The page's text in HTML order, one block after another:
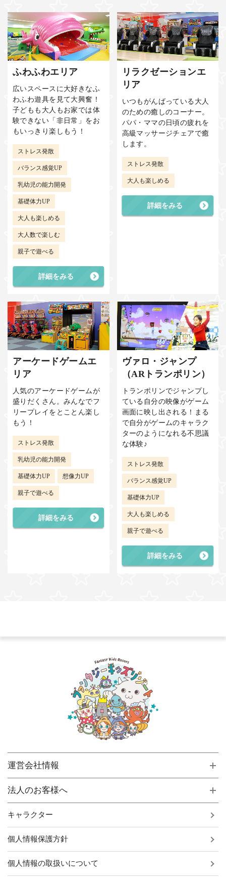
ふわふわエリア
広いスペースに大好きなふ
わふわ遊具を見て大興奮！
子どもも大人もお家では体
験できない「非日常」をお
もいっきり楽しもう！
ストレス発散
バランス感覚UP
乳幼児の能力開発
基礎体力UP
大人も楽しめる
大人数で楽しむ
親子で遊べる
詳細をみる
リラクゼーションエ
リア
いつもがんばっている大人
のための癒しのコーナー。
パパ・ママの日頃の疲れを
高級マッサージチェアで癒
します。
ストレス発散
大人も楽しめる
詳細をみる
アーケードゲームエ
リア
人気のアーケードゲームが
盛りだくさん。みんなでフ
リープレイをとことん楽し
もう！
ストレス発散
乳幼児の能力開発
基礎体力UP 想像力UP
親子で遊べる
詳細をみる
ヴァロ・ジャンプ
（ARトランポリン）
トランポリンでジャンプし
ている自分の映像がゲーム
画面に映し出される！まる
で自分がゲームのキャラク
ターのようになれる不思議
な体験♪
ストレス発散
バランス感覚UP
基礎体力UP
大人も楽しめる
親子で遊べる
詳細をみる
運営会社情報
法人のお客様へ
キャラクター
個人情報保護方針
個人情報の取扱いについて